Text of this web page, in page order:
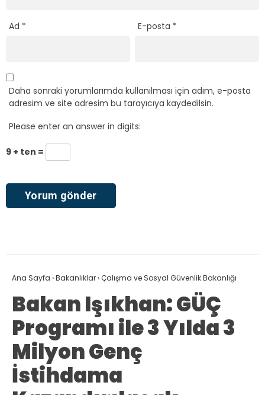
Ad * E-posta *
Daha sonraki yorumlarımda kullanılması için adım, e-posta
adresim ve site adresim bu tarayıcıya kaydedilsin.
Please enter an answer in digits:
9 + ten =
Ana Sayfa ›Bakanlıklar›Çalışma ve Sosyal Güvenlik Bakanlığı
Bakan Işıkhan: GÜÇ
Programı ile 3 Yılda 3
Milyon Genç
İstihdama